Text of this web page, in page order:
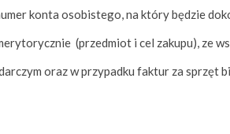
konta osobistego, na który będzie
(przedmiot i cel zakupu), ze
oraz w przypadku faktur za sprzęt